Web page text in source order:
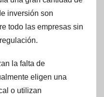
inversión son
todo las empresas sin
la falta de
eligen una
o utilizan